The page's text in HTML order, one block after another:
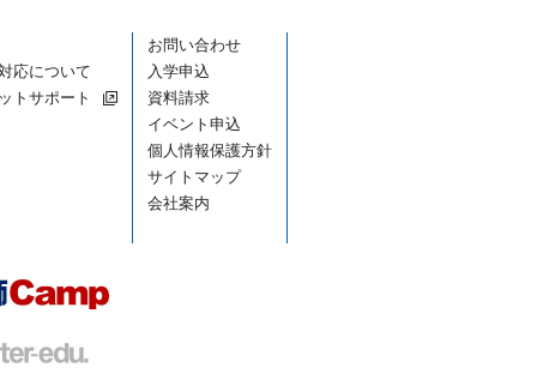
応について
トサポート
お問い合わせ
入学申込
資料請求
イベント申込
個人情報保護方針
サイトマップ
会社案内